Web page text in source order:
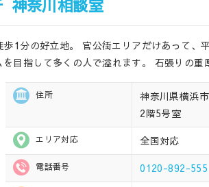
神奈川相談室
歩1分の好立地。 官公街エリアだけあって、
目指して多くの人で溢れます。 石張りの
住所
神奈川県横浜
2階5号室
エリア対応 全国対応
電話番号 0120-892-555